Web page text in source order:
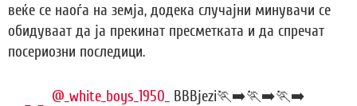
веќе се наоѓа на земја, додека случајни минувачи се
обидуваат да ја прекинат пресметката и да спречат
посериозни последици.
@_white_boys_1950_ BBBjezi🏃‍➡️🏃‍➡️🏃‍➡️